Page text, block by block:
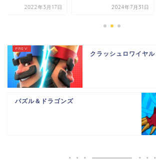
2022年3月17日 2024年7月31日
クラッシュロワイヤル
パズル＆ドラゴンズ